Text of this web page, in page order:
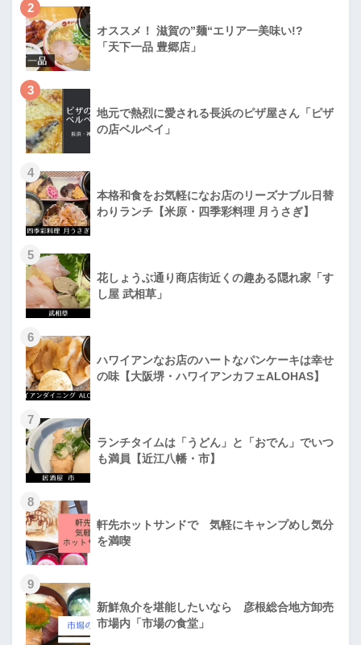
2
オススメ！ 滋賀の”麺“エリア一美味い!?
「天下一品 豊郷店」
3
地元で熱烈に愛される長浜のピザ屋さん「ピザ
の店ベルペイ」
4
本格和食をお気軽になお店のリーズナブル日替
わりランチ【米原・四季彩料理 月うさぎ】
5
花しょうぶ通り商店街近くの趣ある隠れ家「す
し屋 武相草」
6
ハワイアンなお店のハートなパンケーキは幸せ
の味【大阪堺・ハワイアンカフェALOHAS】
7
ランチタイムは「うどん」と「おでん」でいつ
も満員【近江八幡・市】
8
軒先ホットサンドで 気軽にキャンプめし気分
を満喫
9
新鮮魚介を堪能したいなら 彦根総合地方卸売
市場内「市場の食堂」